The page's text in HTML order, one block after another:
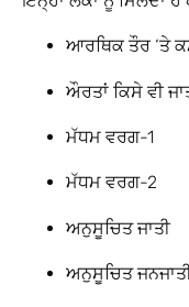
ਆਰਥਿਕ ਤੌਰ ‘ਤੇ
ਔਰਤਾਂ ਕਿਸੇ ਵੀ
ਮੱਧਮ ਵਰਗ-1
ਮੱਧਮ ਵਰਗ-2
ਅਨੁਸੂਚਿਤ ਜਾਤੀ
ਅਨੁਸੂਚਿਤ